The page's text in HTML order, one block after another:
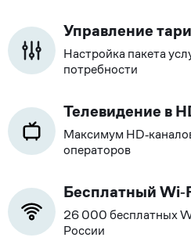
Управление
Настройка пакета
потребности
Телевидение в
Максимум
операторов
Бесплатный
26 000 бесплатных
России